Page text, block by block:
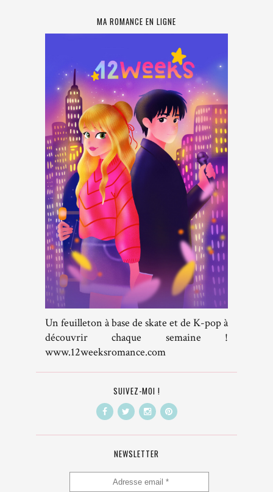
MA ROMANCE EN LIGNE
Un feuilleton à base de skate et de K-pop à
découvrir chaque semaine !
www.12weeksromance.com
SUIVEZ-MOI !
NEWSLETTER